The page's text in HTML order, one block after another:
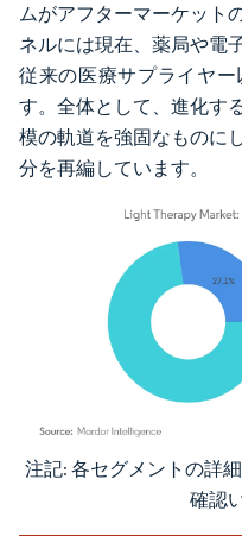
ムがアフターマーケット
ネルには現在、薬局や電
従来の医療サプライヤ
す。全体として、進化す
模の軌道を強固なものに
分を再編しています。
画像 © Mordor Intelligence。再利
注記: 各セグメントの詳
確認